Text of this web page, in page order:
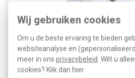
Wij gebruiken cookies
Om u de beste ervaring te bieden
websiteanalyse en
meer in ons privacybeleid . Wilt u
cookies? Klik dan hier
Hager Berker WAC1061 is
bedieningselement voor op 1,1m
A.1/A.8/C.1/C.8. Voorzien van
detectiebereik en ondersteuning voor